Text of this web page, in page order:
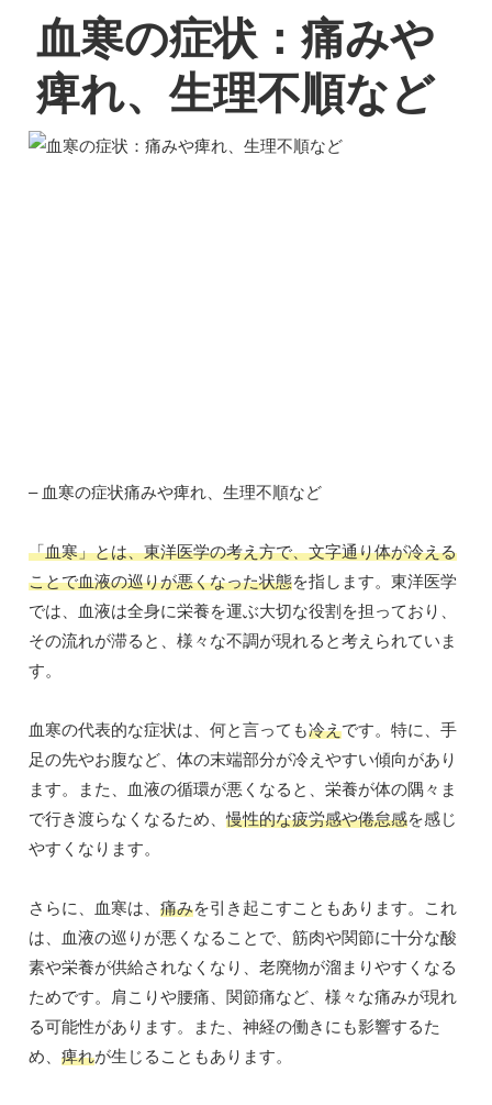
血寒の症状：痛みや
痺れ、生理不順など
– 血寒の症状痛みや痺れ、生理不順など
「血寒」とは、東洋医学の考え方で、文字通り体が冷える
ことで血液の巡りが悪くなった状態を指します。東洋医学
では、血液は全身に栄養を運ぶ大切な役割を担っており、
その流れが滞ると、様々な不調が現れると考えられていま
す。
血寒の代表的な症状は、何と言っても冷えです。特に、手
足の先やお腹など、体の末端部分が冷えやすい傾向があり
ます。また、血液の循環が悪くなると、栄養が体の隅々ま
で行き渡らなくなるため、慢性的な疲労感や倦怠感を感じ
やすくなります。
さらに、血寒は、 痛みを引き起こすこともあります。これ
は、血液の巡りが悪くなることで、筋肉や関節に十分な酸
素や栄養が供給されなくなり、老廃物が溜まりやすくなる
ためです。肩こりや腰痛、関節痛など、様々な痛みが現れ
る可能性があります。また、神経の働きにも影響するた
め、 痺れが生じることもあります。